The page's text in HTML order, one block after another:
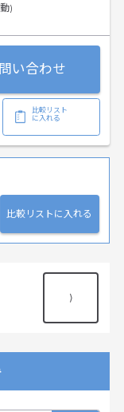
)
い合わせ
比較リスト
に入れる
比較リストに入れる
⟩